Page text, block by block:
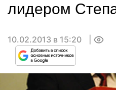
лидером
10.02.2013 в 15:20